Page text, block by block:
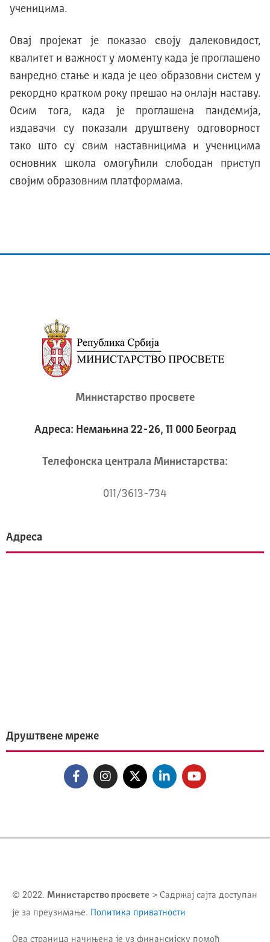
ученицима.
Овај пројекат је показао своју далековидост,
квалитет и важност у моменту када је проглашено
ванредно стање и када је цео образовни систем у
рекордно кратком року прешао на онлајн наставу.
Осим тога, када је проглашена пандемија,
издавачи су показали друштвену одговорност
тако што су свим наставницима и ученицима
основних школа омогућили слободан приступ
својим образовним платформама.
Министарство просвете
Адреса: Немањина 22-26, 11 000 Београд
Телeфонска централа Mинистарства:
011/3613-734
Адреса
Друштвене мреже
© 2022. Министарство просвете > Садржај сајта доступан
је за преузимање. Политика приватности
Ова страница начињена је уз финансијску помоћ